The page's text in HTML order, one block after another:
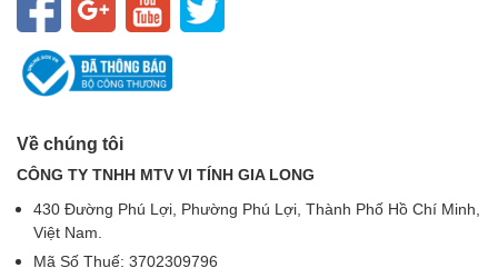
Về chúng tôi
CÔNG TY TNHH MTV VI TÍNH GIA LONG
430 Đường Phú Lợi, Phường Phú Lợi, Thành Phố Hồ Chí Minh,
Việt Nam.
Mã Số Thuế: 3702309796